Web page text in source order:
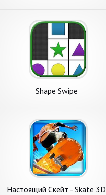
Shape Swipe
Настоящий Скейт - Skate 3D